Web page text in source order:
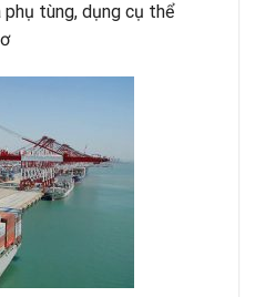
tùng, dụng cụ thể